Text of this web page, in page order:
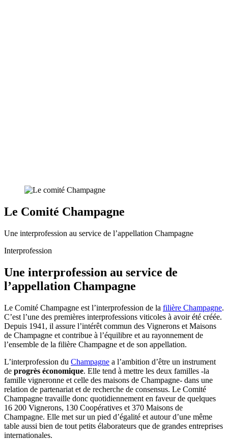
Le Comité Champagne
Une interprofession au service de l’appellation Champagne
Interprofession
Une interprofession au service de
l’appellation Champagne
Le Comité Champagne est l’interprofession de la filière Champagne.
C’est l’une des premières interprofessions viticoles à avoir été créée.
Depuis 1941, il assure l’intérêt commun des Vignerons et Maisons
de Champagne et contribue à l’équilibre et au rayonnement de
l’ensemble de la filière Champagne et de son appellation.
L’interprofession du Champagne a l’ambition d’être un instrument
de progrès économique. Elle tend à mettre les deux familles -la
famille vigneronne et celle des maisons de Champagne- dans une
relation de partenariat et de recherche de consensus. Le Comité
Champagne travaille donc quotidiennement en faveur de quelques
16 200 Vignerons, 130 Coopératives et 370 Maisons de
Champagne. Elle met sur un pied d’égalité et autour d’une même
table aussi bien de tout petits élaborateurs que de grandes entreprises
internationales.